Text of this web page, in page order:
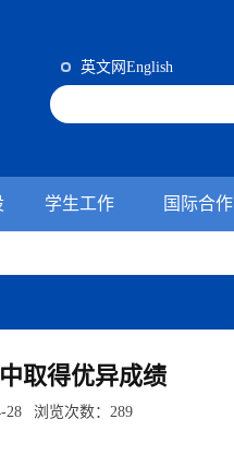
英文网English
学生工作 国际合作
取得优异成绩
浏览次数： 289